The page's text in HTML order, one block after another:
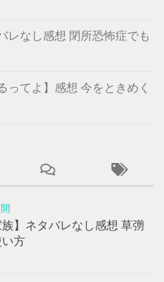
レなし感想 閉所恐怖症でも
ってよ】感想 今をときめく
】ネタバレなし感想 草彅
方